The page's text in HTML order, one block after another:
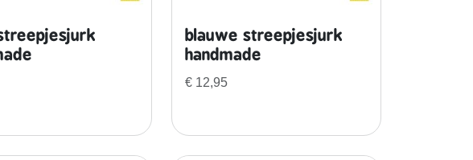
blauwe streepjesjurk
handmade
€12,95